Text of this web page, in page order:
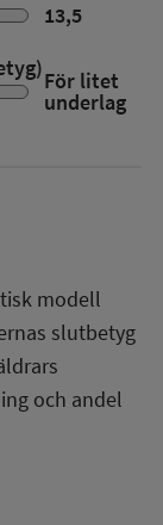
13,5
För litet
underlag
modell
slutbetyg
och andel